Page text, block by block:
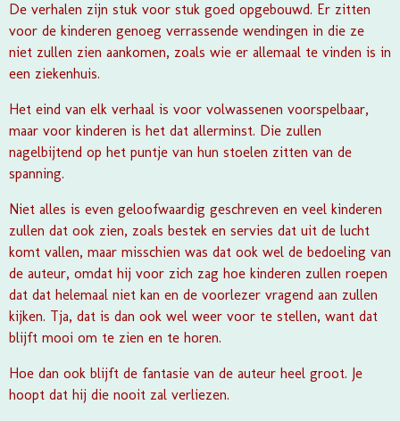
De verhalen zijn stuk voor stuk goed opgebouwd. Er zitten
voor de kinderen genoeg verrassende wendingen in die ze
niet zullen zien aankomen, zoals wie er allemaal te vinden is in
een ziekenhuis.
Het eind van elk verhaal is voor volwassenen voorspelbaar,
maar voor kinderen is het dat allerminst. Die zullen
nagelbijtend op het puntje van hun stoelen zitten van de
spanning.
Niet alles is even geloofwaardig geschreven en veel kinderen
zullen dat ook zien, zoals bestek en servies dat uit de lucht
komt vallen, maar misschien was dat ook wel de bedoeling van
de auteur, omdat hij voor zich zag hoe kinderen zullen roepen
dat dat helemaal niet kan en de voorlezer vragend aan zullen
kijken. Tja, dat is dan ook wel weer voor te stellen, want dat
blijft mooi om te zien en te horen.
Hoe dan ook blijft de fantasie van de auteur heel groot. Je
hoopt dat hij die nooit zal verliezen.